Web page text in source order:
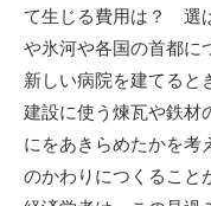
て生じる費用は？ 選
や氷河や各国の首都に
新しい病院を建てると
建設に使う煉瓦や鉄材
にをあきらめたかを考
のかわりにつくること